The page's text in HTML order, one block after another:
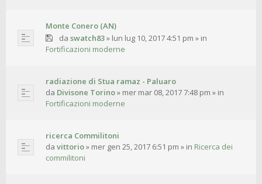
Monte Conero (AN)
da swatch83» lun lug 10, 2017 4:51 pm » in
Fortificazioni moderne
radiazione di Stua ramaz - Paluaro
da Divisone Torino» mer mar 08, 2017 7:48 pm » in
Fortificazioni moderne
ricerca Commilitoni
da vittorio» mer gen 25, 2017 6:51 pm » in Ricerca dei
commilitoni